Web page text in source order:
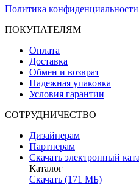
Политика конфиденциальности
ПОКУПАТЕЛЯМ
Оплата
Доставка
Обмен и возврат
Надежная упаковка
Условия гарантии
СОТРУДНИЧЕСТВО
Дизайнерам
Партнерам
Скачать электронный
Каталог
Скачать (171 МБ)